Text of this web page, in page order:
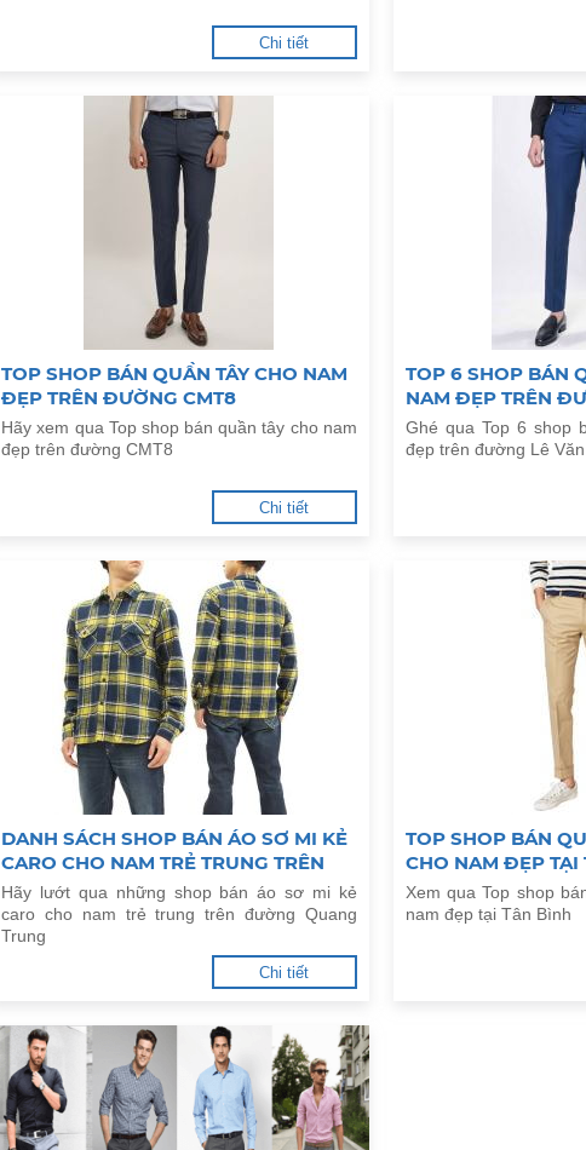
Chi tiết
TOP SHOP BÁN QUẦN TÂY CHO NAM
ĐẸP TRÊN ĐƯỜNG CMT8
Hãy xem qua Top shop bán quần tây cho nam
đẹp trên đường CMT8
Chi tiết
TOP 6 SHOP BÁN
NAM ĐẸP TRÊN
Ghé qua Top 6 shop
đẹp trên đường Lê
DANH SÁCH SHOP BÁN ÁO SƠ MI KẺ
CARO CHO NAM TRẺ TRUNG TRÊN
ĐƯỜNG QUANG TRUNG
Hãy lướt qua những shop bán áo sơ mi kẻ
caro cho nam trẻ trung trên đường Quang
Trung
Chi tiết
TOP SHOP BÁN
CHO NAM ĐẸP TẠI
Xem qua Top shop
nam đẹp tại Tân Bình